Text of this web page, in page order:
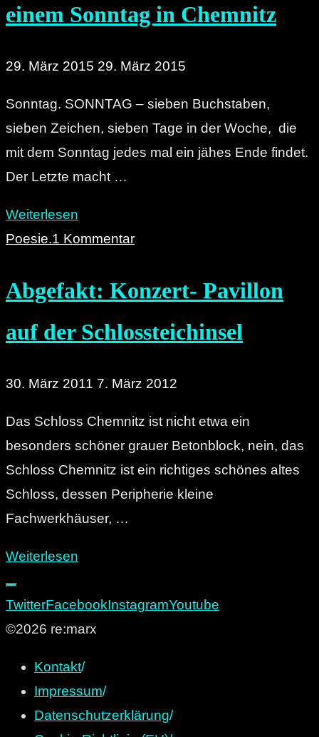
Ranunkel
als
einem Sonntag in Chemnitz
29. März 2015 29. März 2015
Sonntag. SONNTAG – sieben Buchstaben,
sieben Zeichen, sieben Tage in der Woche, die
mit dem Sonntag jedes mal ein jähes Ende findet.
Der Letzte macht …
Weiterlesen
Wort
Sonntag:
einem
in
Poesie.1 Kommentar
Abgefakt: Konzert- Pavillon
auf der Schlossteichinsel
30. März 2011 7. März 2012
Das Schloss Chemnitz ist nicht etwa ein
besonders schöner grauer Betonblock, nein, das
Schloss Chemnitz ist ein richtiges schönes altes
Schloss, dessen Peripherie kleine
Fachwerkhäuser, …
Weiterlesen
Pavillon
auf
Schlossteichinsel"
TwitterFacebookInstagramYoutube
©2026 re:marx
Kontakt/
Impressum/
Datenschutzerklärung/